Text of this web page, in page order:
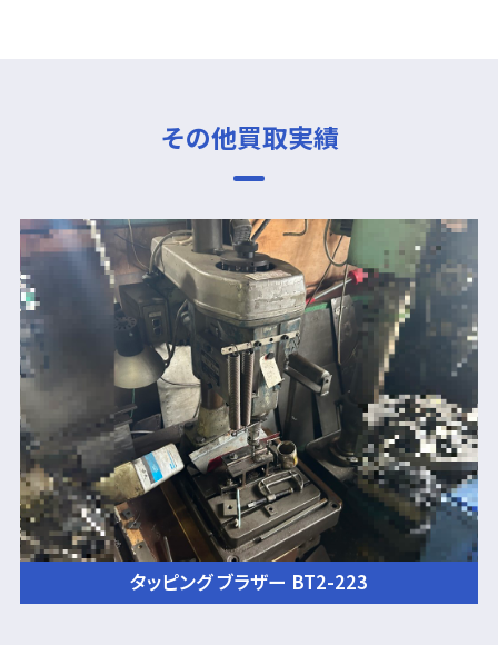
その他買取実績
タッピング ブラザー BT2-223